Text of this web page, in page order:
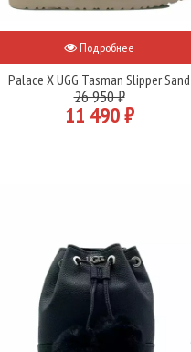
Подробнее
Palace X UGG Tasman Slipper Sand
26 950 ₽
11 490 ₽